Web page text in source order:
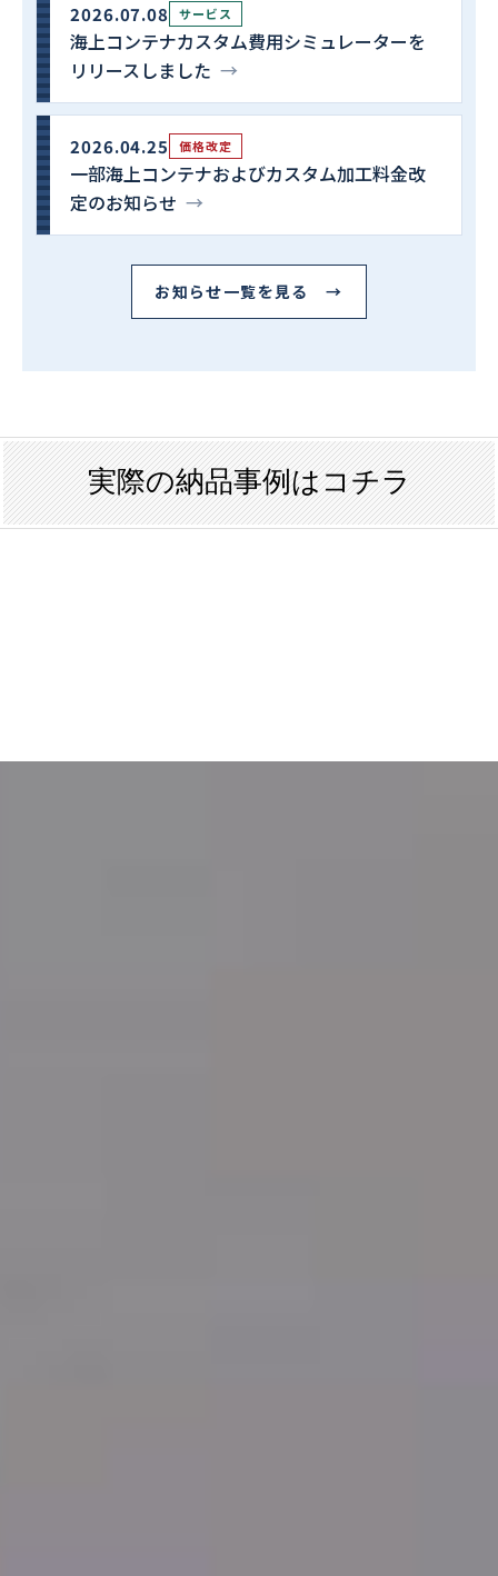
2026.07.08 サービス
海上コンテナカスタム費用シミュレーターを
リリースしました →
2026.04.25 価格改定
一部海上コンテナおよびカスタム加工料金改
定のお知らせ →
お知らせ一覧を見る →
実際の納品事例はコチラ